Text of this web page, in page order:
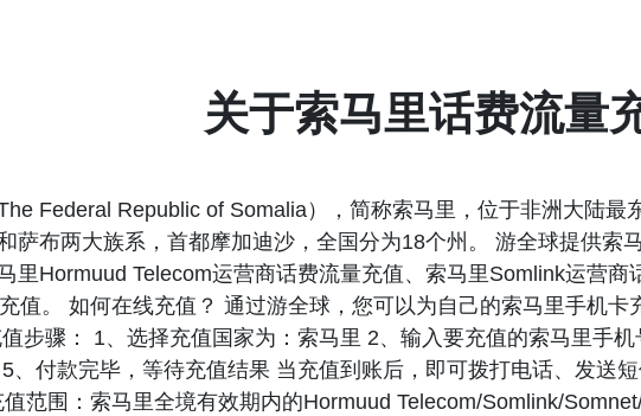
关于索马里话费流量
Federal Republic of Somalia），简称索马里，位于非洲大陆
萨布两大族系，首都摩加迪沙，全国分为18个州。 游全球提供索
里Hormuud Telecom运营商话费流量充值、索马里Somlink运营
值。 如何在线充值？ 通过游全球，您可以为自己的索马里手机
步骤： 1、选择充值国家为：索马里 2、输入要充值的索马里手
、付款完毕，等待充值结果 当充值到账后，即可拨打电话、发送
范围：索马里全境有效期内的Hormuud Telecom/Somlink/